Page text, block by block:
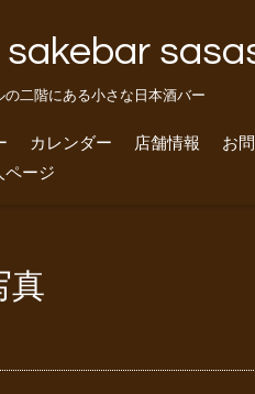
二階にある小さな日本酒バー
カレンダー 店舗情報 お
ページ
真